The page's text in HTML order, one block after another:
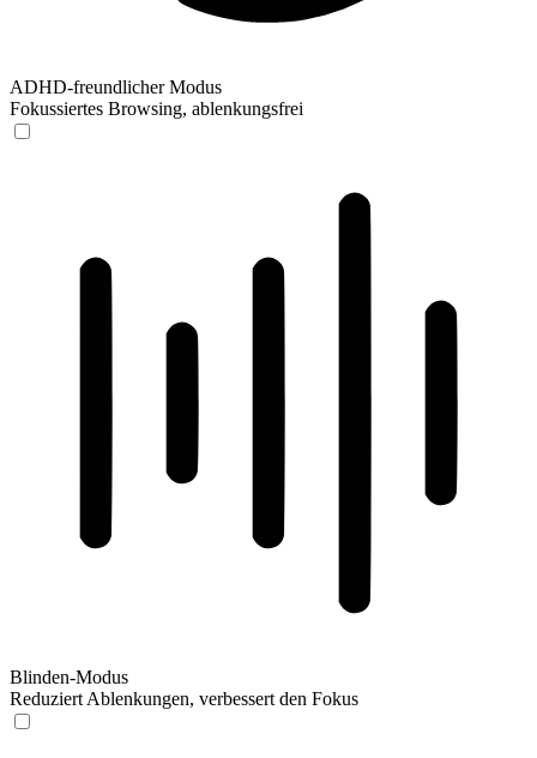
ADHD-freundlicher Modus
Fokussiertes Browsing, ablenkungsfrei
Blinden-Modus
Reduziert Ablenkungen, verbessert den Fokus